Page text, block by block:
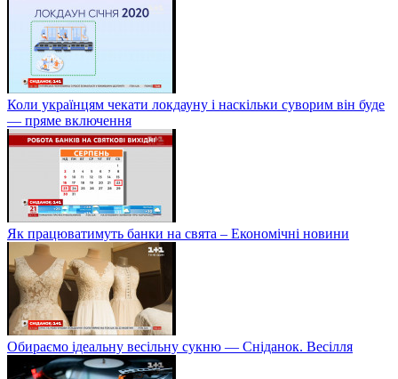
Коли українцям чекати локдауну і наскільки суворим він буде
— пряме включення
Як працюватимуть банки на свята – Економічні новини
Обираємо ідеальну весільну сукню — Сніданок. Весілля